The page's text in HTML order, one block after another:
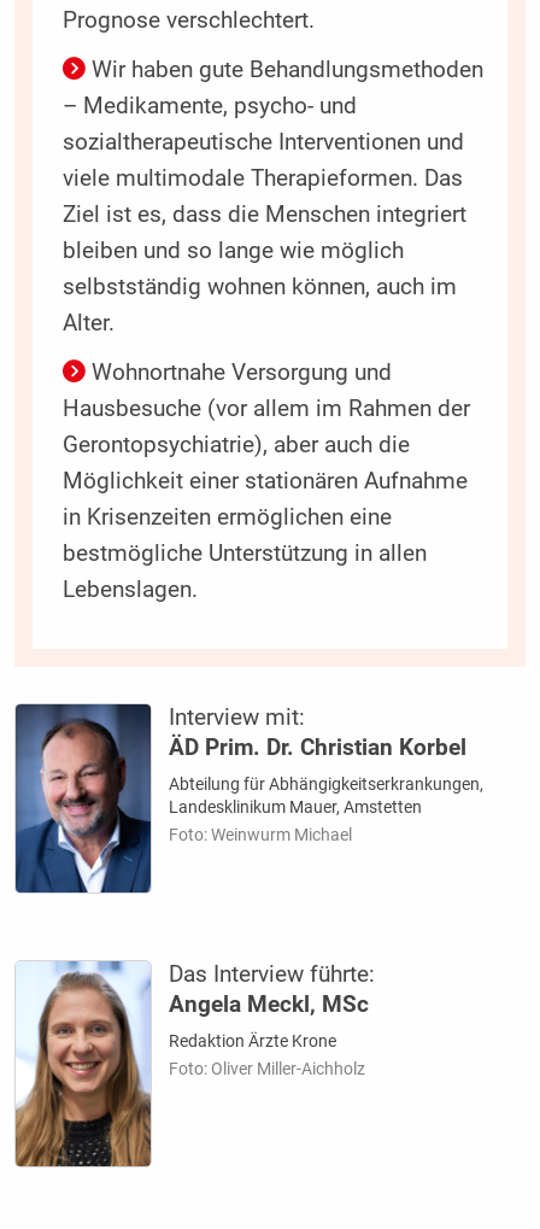
Prognose verschlechtert.
Wir haben gute Behandlungsmethoden
– Medikamente, psycho- und
sozialtherapeutische Interventionen und
viele multimodale Therapieformen. Das
Ziel ist es, dass die Menschen integriert
bleiben und so lange wie möglich
selbstständig wohnen können, auch im
Alter.
Wohnortnahe Versorgung und
Hausbesuche (vor allem im Rahmen der
Gerontopsychiatrie), aber auch die
Möglichkeit einer stationären Aufnahme
in Krisenzeiten ermöglichen eine
bestmögliche Unterstützung in allen
Lebenslagen.
Interview mit:
ÄD Prim. Dr. Christian Korbel
Abteilung für Abhängigkeitserkrankungen,
Landesklinikum Mauer, Amstetten
Foto: Weinwurm Michael
Das Interview führte:
Angela Meckl, MSc
Redaktion Ärzte Krone
Foto: Oliver Miller-Aichholz